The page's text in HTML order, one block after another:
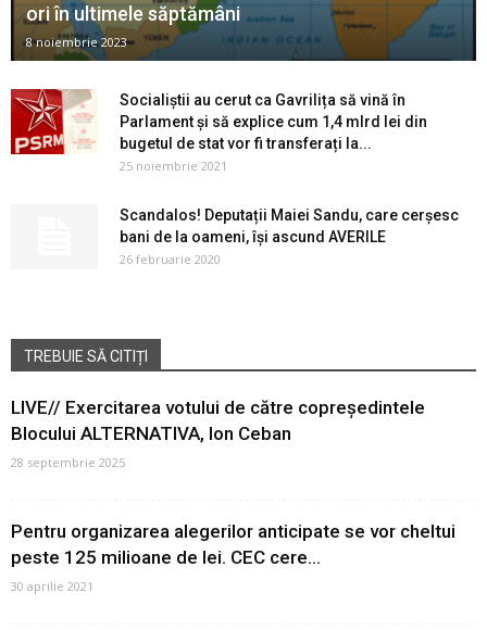
ori în ultimele săptămâni
8 noiembrie 2023
Socialiștii au cerut ca Gavrilița să vină în
Parlament și să explice cum 1,4 mlrd lei din
bugetul de stat vor fi transferați la...
25 noiembrie 2021
Scandalos! Deputații Maiei Sandu, care cerșesc
bani de la oameni, își ascund AVERILE
26 februarie 2020
TREBUIE SĂ CITIȚI
LIVE// Exercitarea votului de către copreședintele
Blocului ALTERNATIVA, Ion Ceban
28 septembrie 2025
Pentru organizarea alegerilor anticipate se vor cheltui
peste 125 milioane de lei. CEC cere...
30 aprilie 2021